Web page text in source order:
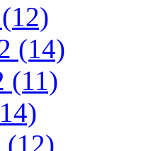
(14)
(11)
(12)